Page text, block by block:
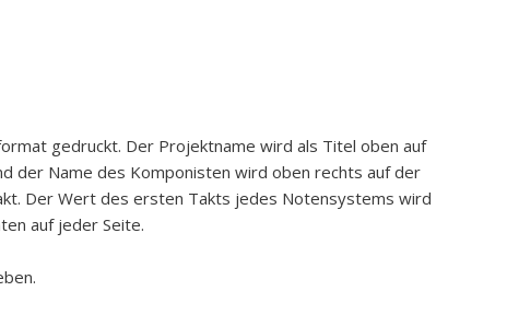
gedruckt. Der Projektname wird als Titel oben auf
der Name des Komponisten wird oben rechts auf der
Der Wert des ersten Takts jedes Notensystems wird
auf jeder Seite.